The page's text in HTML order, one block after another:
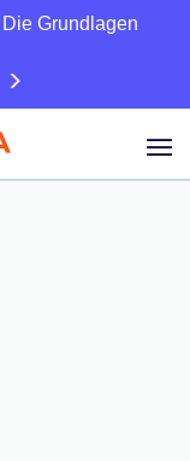
Die Grundlagen